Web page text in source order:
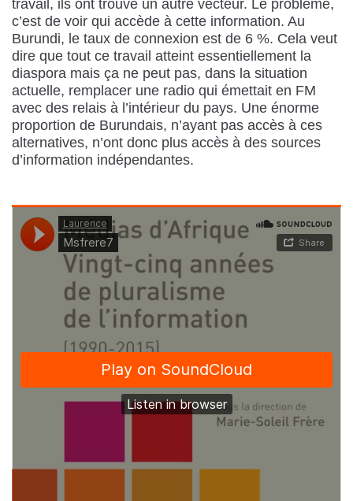
travail, ils ont trouvé un autre vecteur. Le problème,
c’est de voir qui accède à cette information. Au
Burundi, le taux de connexion est de 6 %. Cela veut
dire que tout ce travail atteint essentiellement la
diaspora mais ça ne peut pas, dans la situation
actuelle, remplacer une radio qui émettait en FM
avec des relais à l’intérieur du pays. Une énorme
proportion de Burundais, n’ayant pas accès à ces
alternatives, n’ont donc plus accès à des sources
d’information indépendantes.